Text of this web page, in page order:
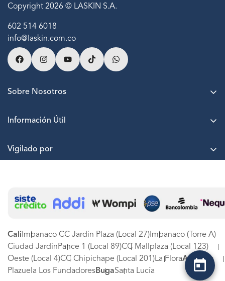
Copyright 2026 © LASKIN S.A.
602 514 6018
info@laskin.com.co
Sobre Nosotros
Nuestras sedes
Trabaja con nosotros
Estado de PQRSF
Información Útil
Paga a cuotas sin interés
Canal de denuncias LASKIN SA
Vigilado por
Cali Imbanaco CC Jardín Plaza (Local 27) Imbanaco (Torre A)
Ciudad JardínPance 1 (Local 89)CC Mallplaza (Local 123)
Oeste (Local 4)CC Chipichape (Local 201)La FloraArmenia
Plazuela Los FundadoresBugaSanta Lucía